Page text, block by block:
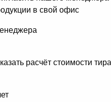
в свой офис
расчёт стоимости